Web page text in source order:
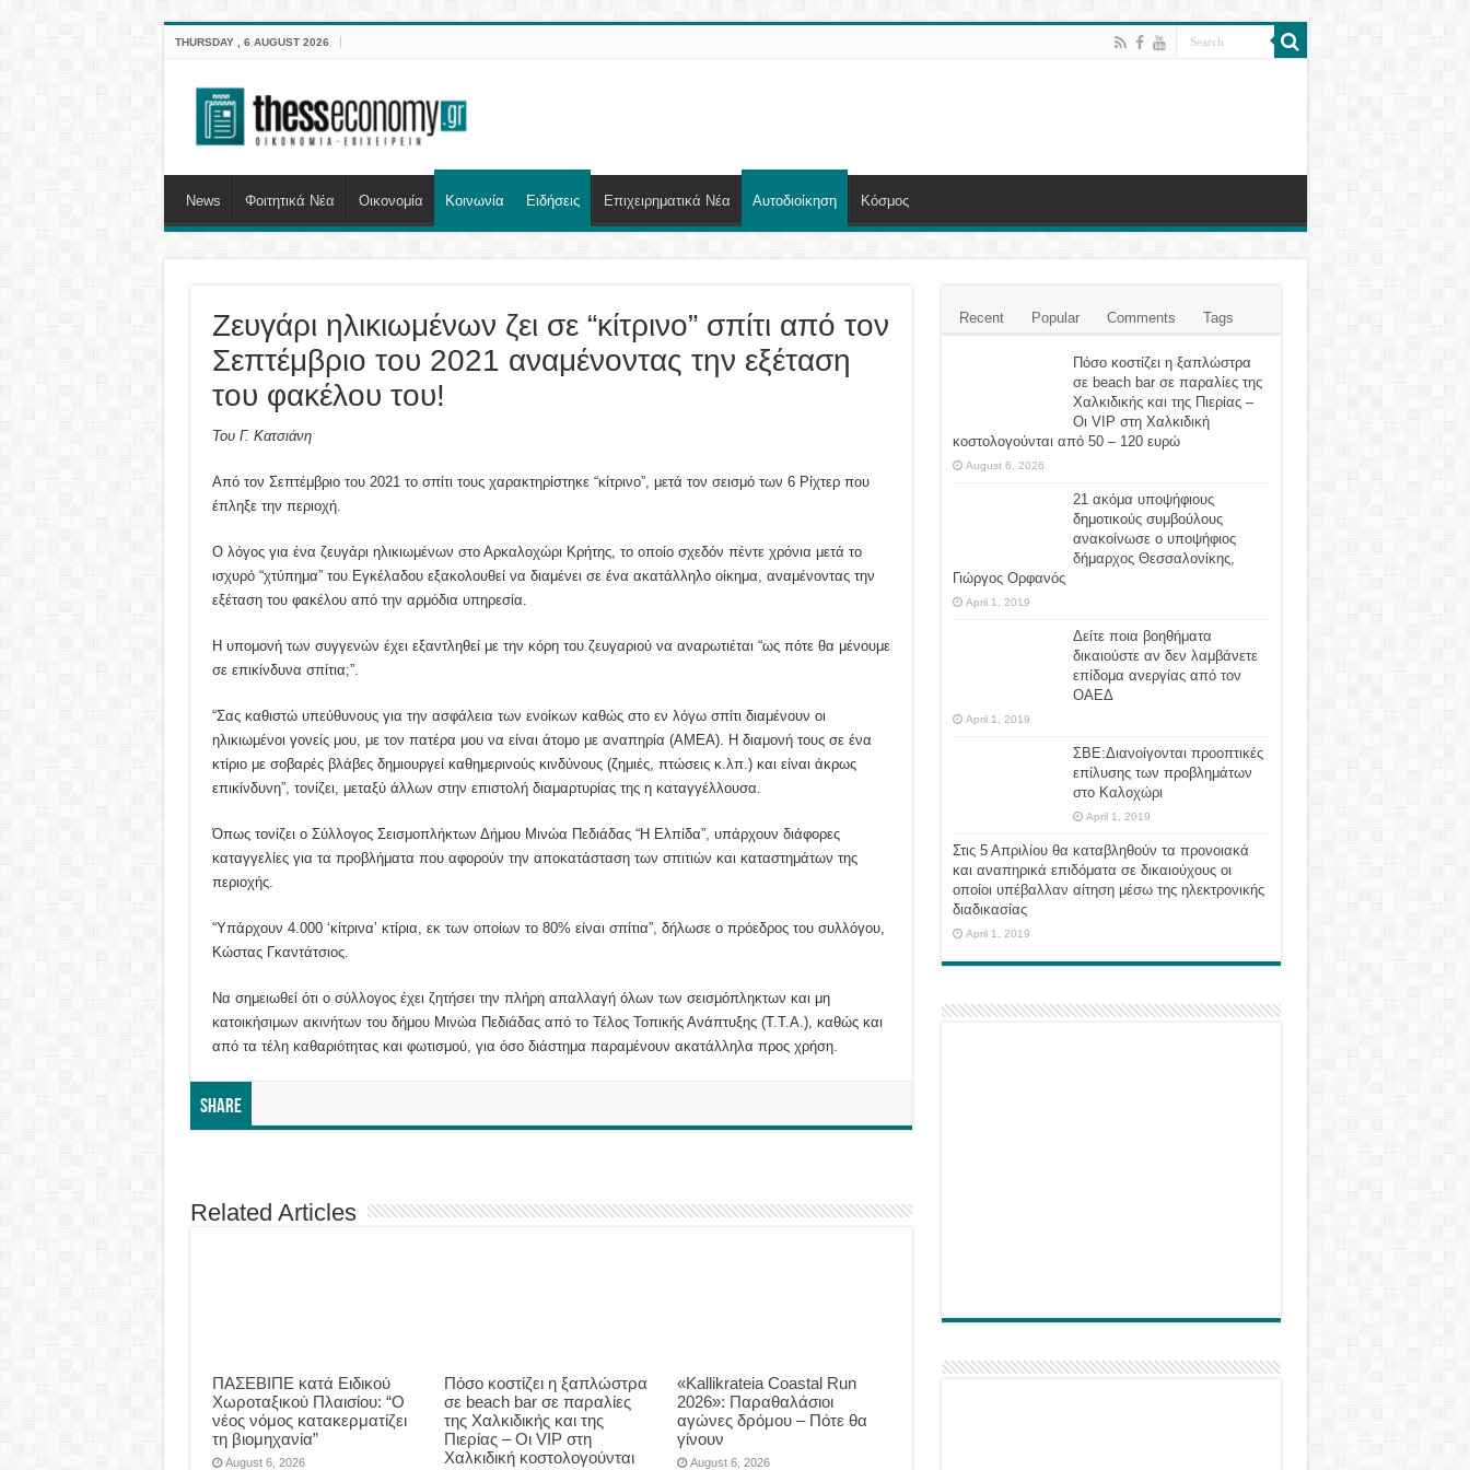
THURSDAY , 6 AUGUST 2026
News Φοιτητικά Νέα Οικονομία Κοινωνία Ειδήσεις Επιχειρηματικά Νέα Αυτοδιοίκηση Κόσμος
Ζευγάρι ηλικιωμένων ζει σε “κίτρινο” σπίτι από τον
Σεπτέμβριο του 2021 αναμένοντας την εξέταση
του φακέλου του!
Του Γ. Κατσιάνη
Από τον Σεπτέμβριο του 2021 το σπίτι τους χαρακτηρίστηκε “κίτρινο”, μετά τον σεισμό των 6 Ρίχτερ που
έπληξε την περιοχή.
Ο λόγος για ένα ζευγάρι ηλικιωμένων στο Αρκαλοχώρι Κρήτης, το οποίο σχεδόν πέντε χρόνια μετά το
ισχυρό “χτύπημα” του Εγκέλαδου εξακολουθεί να διαμένει σε ένα ακατάλληλο οίκημα, αναμένοντας την
εξέταση του φακέλου από την αρμόδια υπηρεσία.
Η υπομονή των συγγενών έχει εξαντληθεί με την κόρη του ζευγαριού να αναρωτιέται “ως πότε θα μένουμε
σε επικίνδυνα σπίτια;”.
“Σας καθιστώ υπεύθυνους για την ασφάλεια των ενοίκων καθώς στο εν λόγω σπίτι διαμένουν οι
ηλικιωμένοι γονείς μου, με τον πατέρα μου να είναι άτομο με αναπηρία (ΑΜΕΑ). Η διαμονή τους σε ένα
κτίριο με σοβαρές βλάβες δημιουργεί καθημερινούς κινδύνους (ζημιές, πτώσεις κ.λπ.) και είναι άκρως
επικίνδυνη”, τονίζει, μεταξύ άλλων στην επιστολή διαμαρτυρίας της η καταγγέλλουσα.
Όπως τονίζει ο Σύλλογος Σεισμοπλήκτων Δήμου Μινώα Πεδιάδας “Η Ελπίδα”, υπάρχουν διάφορες
καταγγελίες για τα προβλήματα που αφορούν την αποκατάσταση των σπιτιών και καταστημάτων της
περιοχής.
“Υπάρχουν 4.000 ‘κίτρινα’ κτίρια, εκ των οποίων το 80% είναι σπίτια”, δήλωσε ο πρόεδρος του συλλόγου,
Κώστας Γκαντάτσιος.
Να σημειωθεί ότι ο σύλλογος έχει ζητήσει την πλήρη απαλλαγή όλων των σεισμόπληκτων και μη
κατοικήσιμων ακινήτων του δήμου Μινώα Πεδιάδας από το Τέλος Τοπικής Ανάπτυξης (Τ.Τ.Α.), καθώς και
από τα τέλη καθαριότητας και φωτισμού, για όσο διάστημα παραμένουν ακατάλληλα προς χρήση.
Share
Related Articles
ΠΑΣΕΒΙΠΕ κατά Ειδικού
Χωροταξικού Πλαισίου: “Ο
νέος νόμος κατακερματίζει
τη βιομηχανία”
August 6, 2026
Πόσο κοστίζει η ξαπλώστρα
σε beach bar σε παραλίες
της Χαλκιδικής και της
Πιερίας – Οι VIP στη
Χαλκιδική κοστολογούνται
«Kallikrateia Coastal Run
2026»: Παραθαλάσιοι
αγώνες δρόμου – Πότε θα
γίνουν
August 6, 2026
Recent Popular Comments Tags
Πόσο κοστίζει η ξαπλώστρα
σε beach bar σε παραλίες της
Χαλκιδικής και της Πιερίας –
Οι VIP στη Χαλκιδική
κοστολογούνται από 50 – 120 ευρώ
August 6, 2026
21 ακόμα υποψήφιους
δημοτικούς συμβούλους
ανακοίνωσε ο υποψήφιος
δήμαρχος Θεσσαλονίκης,
Γιώργος Ορφανός
April 1, 2019
Δείτε ποια βοηθήματα
δικαιούστε αν δεν λαμβάνετε
επίδομα ανεργίας από τον
ΟΑΕΔ
April 1, 2019
ΣΒΕ:Διανοίγονται προοπτικές
επίλυσης των προβλημάτων
στο Καλοχώρι
April 1, 2019
Στις 5 Απριλίου θα καταβληθούν τα προνοιακά
και αναπηρικά επιδόματα σε δικαιούχους οι
οποίοι υπέβαλλαν αίτηση μέσω της ηλεκτρονικής
διαδικασίας
April 1, 2019